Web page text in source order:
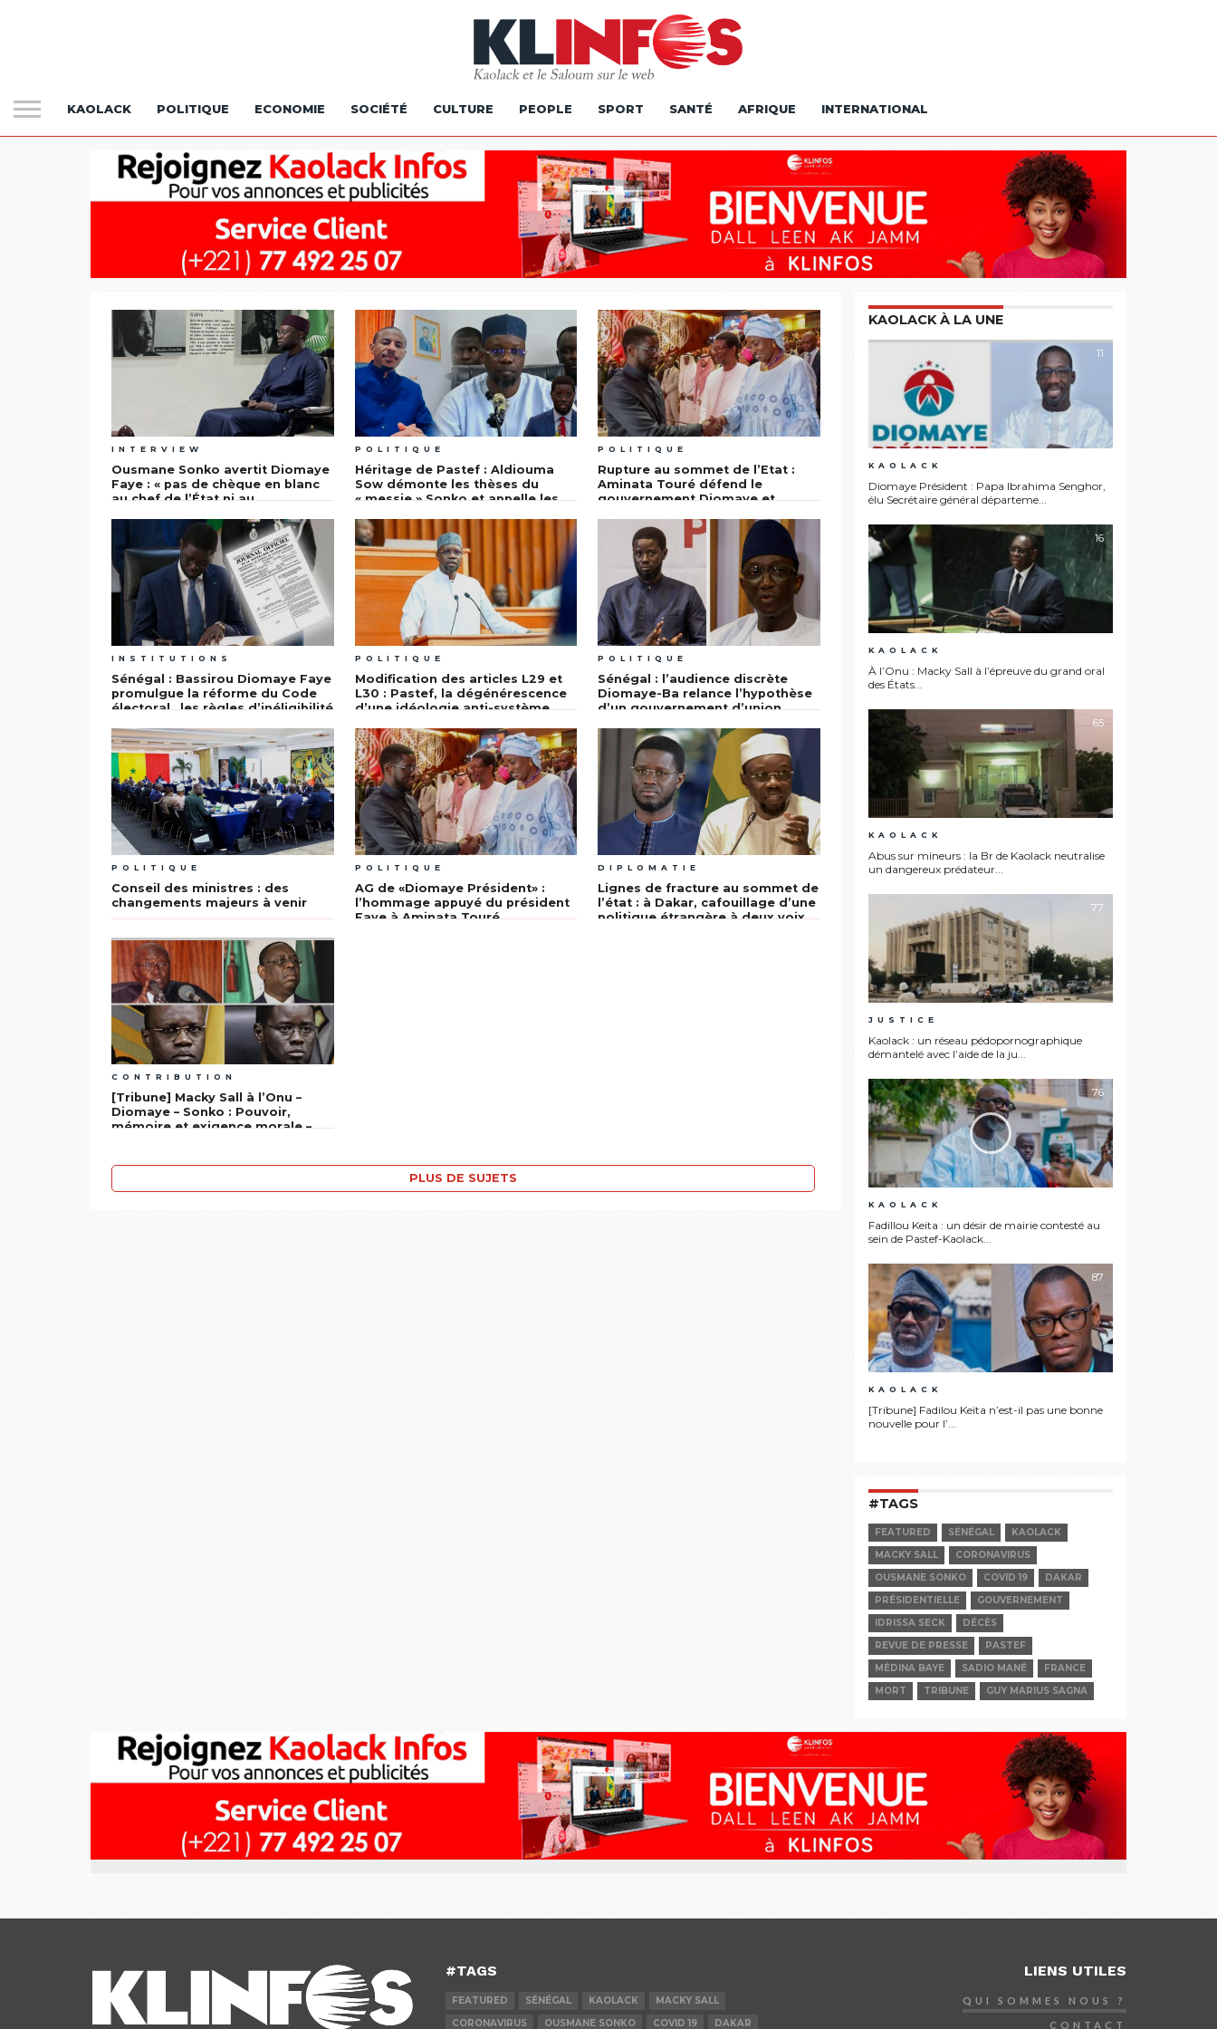
KAOLACK POLITIQUE ECONOMIE SOCIÉTÉ CULTURE PEOPLE SPORT SANTÉ AFRIQUE INTERNATIONAL
INTERVIEW
Ousmane Sonko avertit Diomaye
Faye : « pas de chèque en blanc
au chef de l’État ni au
POLITIQUE
Héritage de Pastef : Aldiouma
Sow démonte les thèses du
« messie » Sonko et appelle les
POLITIQUE
Rupture au sommet de l’Etat :
Aminata Touré défend le
gouvernement Diomaye et
intérêts du Sénégal »
INSTITUTIONS
Sénégal : Bassirou Diomaye Faye
promulgue la réforme du Code
électoral…les règles d’inéligibilité
POLITIQUE
Modification des articles L29 et
L30 : Pastef, la dégénérescence
d’une idéologie anti-système
POLITIQUE
Sénégal : l’audience discrète
Diomaye-Ba relance l’hypothèse
d’un gouvernement d’union
POLITIQUE
Conseil des ministres : des
changements majeurs à venir
POLITIQUE
AG de «Diomaye Président» :
l’hommage appuyé du président
Faye à Aminata Touré
DIPLOMATIE
Lignes de fracture au sommet de
l’état : à Dakar, cafouillage d’une
politique étrangère à deux voix
CONTRIBUTION
[Tribune] Macky Sall à l’Onu –
Diomaye – Sonko : Pouvoir,
mémoire et exigence morale –
PLUS DE SUJETS
KAOLACK À LA UNE
11
KAOLACK
Diomaye Président : Papa Ibrahima Senghor,
élu Secrétaire général départeme...
16
KAOLACK
À l’Onu : Macky Sall à l’épreuve du grand oral
des États...
65
KAOLACK
Abus sur mineurs : la Br de Kaolack neutralise
un dangereux prédateur...
77
JUSTICE
Kaolack : un réseau pédopornographique
démantelé avec l’aide de la ju...
76
KAOLACK
Fadillou Keita : un désir de mairie contesté au
sein de Pastef-Kaolack...
87
KAOLACK
[Tribune] Fadilou Keïta n’est-il pas une bonne
nouvelle pour l’...
#TAGS
FEATURED SÉNÉGAL
KAOLACK
MACKY SALL
CORONAVIRUS
OUSMANE SONKO
COVID 19
DAKAR
PRÉSIDENTIELLE
GOUVERNEMENT
IDRISSA SECK
DÉCÈS
REVUE DE PRESSE
PASTEF
MÉDINA BAYE
SADIO MANÉ
FRANCE
MORT
TRIBUNE GUY MARIUS SAGNA
#TAGS
FEATURED SÉNÉGAL KAOLACK
MACKY SALL
CORONAVIRUS
OUSMANE SONKO COVID 19 DAKAR
LIENS UTILES
QUI SOMMES NOUS ?
CONTACT